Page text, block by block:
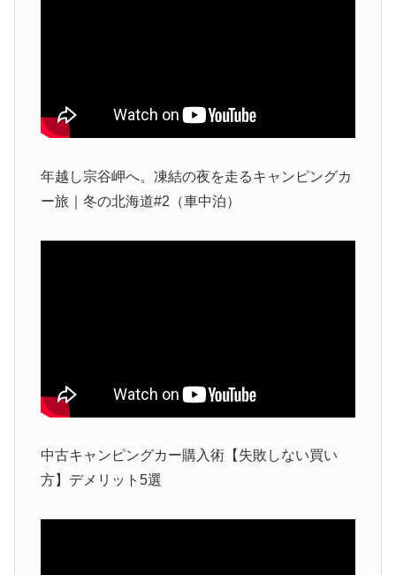
年越し宗谷岬へ。凍結の夜を走るキャンピングカ
ー旅｜冬の北海道#2（車中泊）
中古キャンピングカー購入術【失敗しない買い
方】デメリット5選